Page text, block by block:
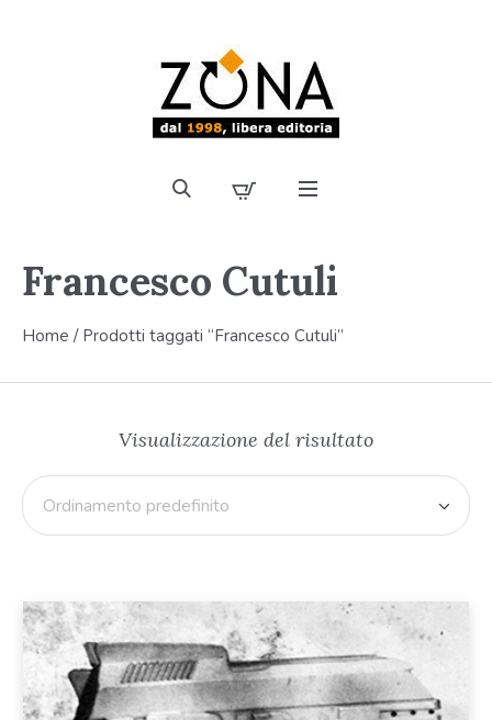
Francesco Cutuli
Home / Prodotti taggati “Francesco Cutuli”
Visualizzazione del risultato